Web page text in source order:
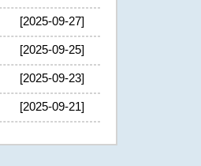
[2025-09-27]
[2025-09-25]
[2025-09-23]
[2025-09-21]